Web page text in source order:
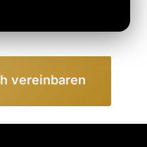
vereinbaren